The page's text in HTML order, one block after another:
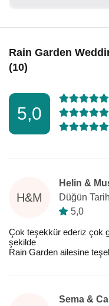
Rain Garden
(10)
5,0
H&M
Helin &
Düğün
5,0
Çok teşekkür ederiz çok
şekilde
Rain Garden ailesine
Sema &